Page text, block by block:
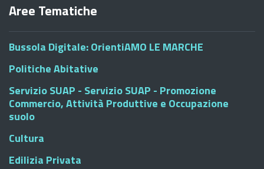
Aree Tematiche
Bussola Digitale: OrientiAMO LE MARCHE
Politiche Abitative
Servizio SUAP - Servizio SUAP - Promozione
Commercio, Attività Produttive e Occupazione
suolo
Cultura
Edilizia Privata